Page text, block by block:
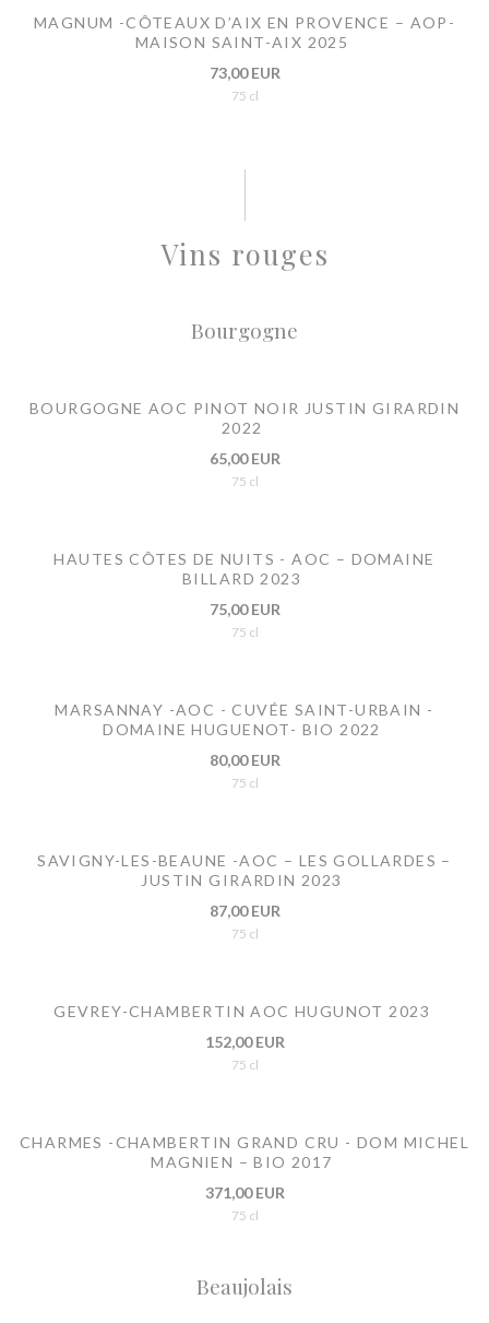
MAGNUM -CÔTEAUX D’AIX EN PROVENCE – AOP-
MAISON SAINT-AIX 2025
73,00 EUR
75 cl
Vins rouges
Bourgogne
BOURGOGNE AOC PINOT NOIR JUSTIN GIRARDIN
2022
65,00 EUR
75 cl
HAUTES CÔTES DE NUITS - AOC – DOMAINE
BILLARD 2023
75,00 EUR
75 cl
MARSANNAY -AOC - CUVÉE SAINT-URBAIN -
DOMAINE HUGUENOT- BIO 2022
80,00 EUR
75 cl
SAVIGNY-LES-BEAUNE -AOC – LES GOLLARDES –
JUSTIN GIRARDIN 2023
87,00 EUR
75 cl
GEVREY-CHAMBERTIN AOC HUGUNOT 2023
152,00 EUR
75 cl
CHARMES -CHAMBERTIN GRAND CRU - DOM MICHEL
MAGNIEN – BIO 2017
371,00 EUR
75 cl
Beaujolais